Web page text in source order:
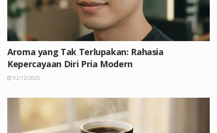
Aroma yang Tak Terlupakan: Rahasia
Kepercayaan Diri Pria Modern
02/12/2025